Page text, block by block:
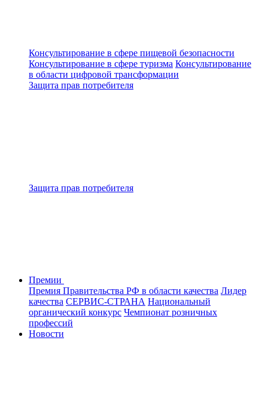
Консультирование в сфере пищевой безопасности
Консультирование в сфере туризма Консультирование
в области цифровой трансформации
Защита прав потребителя
Защита прав потребителя
Премии
Премия Правительства РФ в области качества Лидер
качества СЕРВИС-СТРАНА Национальный
органический конкурс Чемпионат розничных
профессий
Новости